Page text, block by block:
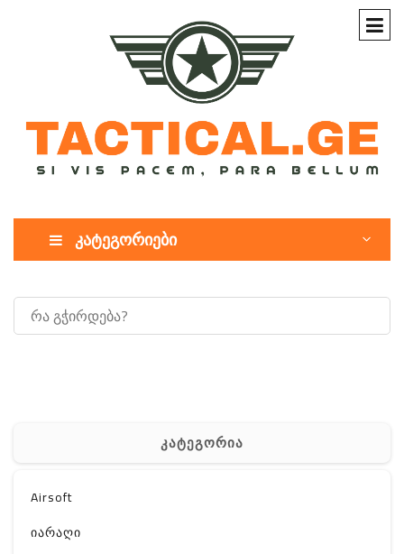
კატეგორიები
კატეგორია
Airsoft
იარაღი